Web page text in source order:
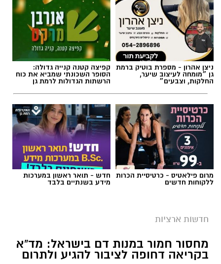
ניצן אהרון - מספרת בוטיק ברמת
גן ״מומחה לעיצוב שיער,
החלקות, וצבעים״
קפיצה קטנה קנייה גדולה:
הסופר השכונתי שמביא את כוח
הרשתות הגדולות לרמת גן
מרום פילאטיס - כרטיסיית הכרות
ללקוחות חדשים
חדש - תואר ראשון במערכות
מידע בשנתיים בלבד
חדשות ארציות
מחסור חמור במנות דם בישראל: מד”א
בקריאה דחופה לציבור להגיע ולתרום